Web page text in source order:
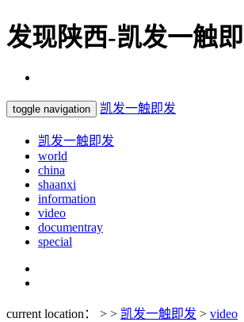
发现陕西-凯发一触
toggle navigation 凯发一触即发
凯发一触即发
world
china
shaanxi
information
video
documentray
special
current location： > > 凯发一触即发 > video